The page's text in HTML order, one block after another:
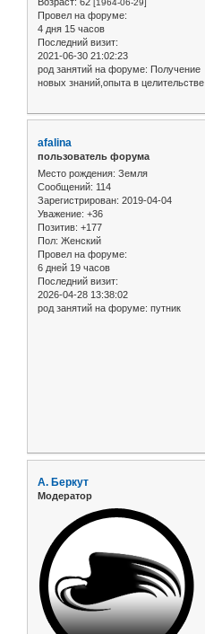
[1964-06-29]
Провел на форуме:
4 дня 15 часов
Последний визит:
2021-06-30 21:02:23
род занятий на форуме: Получение
новых знаний,опыта в целительстве
afalina
пользователь форума
Место рождения: Земля
Сообщений: 114
Зарегистрирован: 2019-04-04
Уважение: +36
Позитив: +177
Пол: Женский
Провел на форуме:
6 дней 19 часов
Последний визит:
2026-04-28 13:38:02
род занятий на форуме: путник
А. Беркут
Модератор